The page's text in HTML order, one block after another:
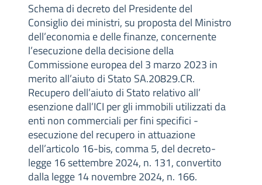
Schema di decreto del Presidente del
Consiglio dei ministri, su proposta del Ministro
dell’economia e delle finanze, concernente
l’esecuzione della decisione della
Commissione europea del 3 marzo 2023 in
merito all’aiuto di Stato SA.20829.CR.
Recupero dell’aiuto di Stato relativo all’
esenzione dall’ICI per gli immobili utilizzati da
enti non commerciali per fini specifici -
esecuzione del recupero in attuazione
dell’articolo 16-bis, comma 5, del decreto-
legge 16 settembre 2024, n. 131, convertito
dalla legge 14 novembre 2024, n. 166.